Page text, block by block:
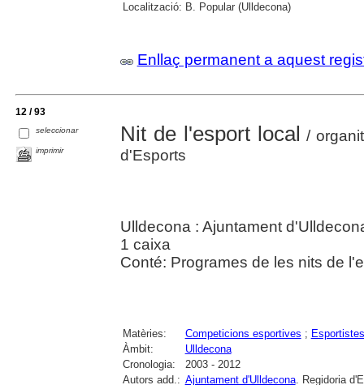
Localització: B. Popular (Ulldecona)
Enllaç permanent a aquest
12 / 93
seleccionar
imprimir
Nit de l'esport local /
d'Esports
Ulldecona : Ajuntament
1 caixa
Conté: Programes de les nits de
Matèries: Competicions esportives ; Esportistes
Àmbit:
Ulldecona
Cronologia:
2003 - 2012
Autors add.: Ajuntament d'Ulldecona. Regidoria